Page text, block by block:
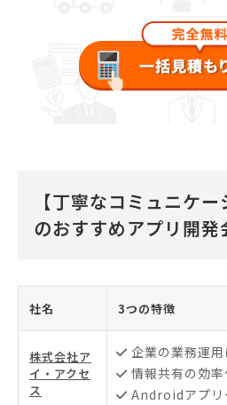
【丁寧なコミュニケ
のおすすめアプリ開発
社名 3つの特徴
株式会社ア
イ・アクセ
ス
企業の業務運
情報共有の効
Androidアプリ